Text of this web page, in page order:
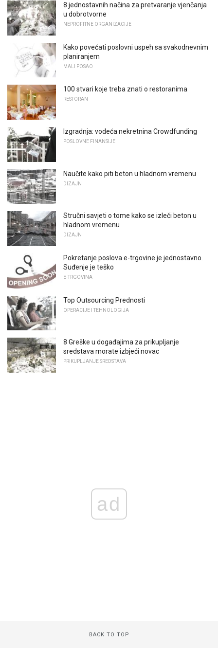
8 jednostavnih načina za pretvaranje vjenčanja
u dobrotvorne
NEPROFITNE ORGANIZACIJE
Kako povećati poslovni uspeh sa svakodnevnim
planiranjem
MALI POSAO
100 stvari koje treba znati o restoranima
RESTORAN
Izgradnja: vodeća nekretnina Crowdfunding
POSLOVNE FINANSIJE
Naučite kako piti beton u hladnom vremenu
DIZAJN
Stručni savjeti o tome kako se izleči beton u
hladnom vremenu
DIZAJN
Pokretanje poslova e-trgovine je jednostavno.
Suđenje je teško
E-TRGOVINA
Top Outsourcing Prednosti
OPERACIJE I TEHNOLOGIJA
8 Greške u događajima za prikupljanje
sredstava morate izbjeći novac
PRIKUPLJANJE SREDSTAVA
ad
BACK TO TOP